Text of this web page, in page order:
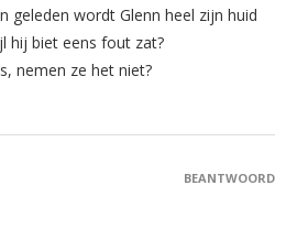
geleden wordt Glenn heel zijn huid
hij biet eens fout zat?
nemen ze het niet?
BEANTWOORD